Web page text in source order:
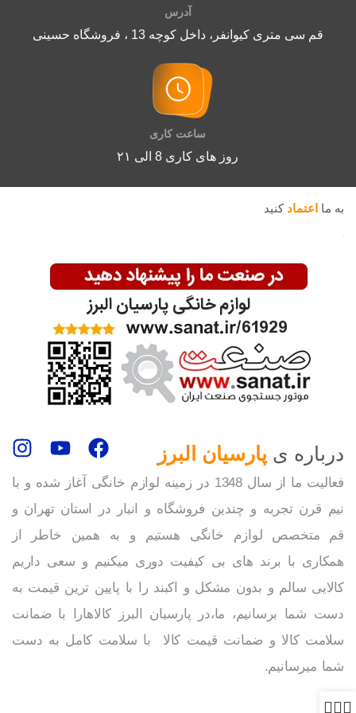
آدرس
قم سی متری کیوانفر، داخل کوچه 13 ، فروشگاه حسینی
ساعت کاری
روز های کاری 8 الی ۲۱
درباره ی پارسیان البرز
فعالیت ما از سال 1348 در زمینه لوازم خانگی آغاز شده و با
نیم قرن تجربه و چندین فروشگاه و انبار در استان تهران و
قم متخصص لوازم خانگی هستیم و به همین خاطر از
همکاری با برند های بی کیفیت دوری میکنیم و سعی داریم
کالایی سالم و بدون مشکل و اکبند را با پایین ترین قیمت به
دست شما برسانیم، ما،در پارسیان البرز کالاهارا با ضمانت
سلامت کالا و ضمانت قیمت کالا با سلامت کامل به دست
شما میرسانیم.
به ما اعتماد کنید